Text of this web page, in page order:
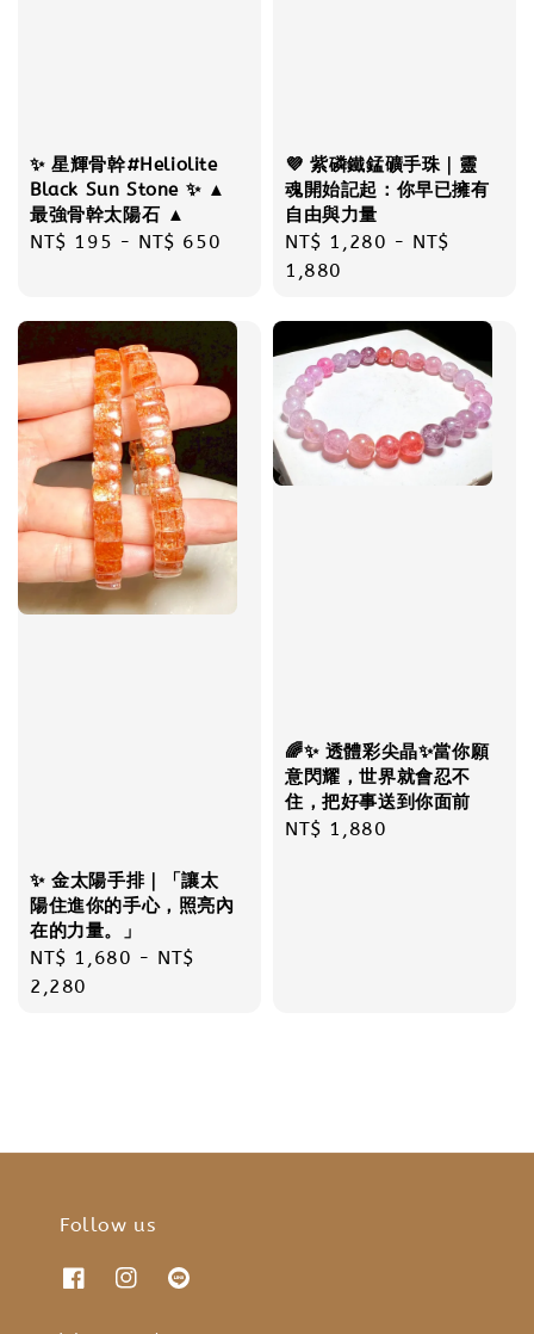
✨ 星輝骨幹#Heliolite
Black Sun Stone ✨ ▲
最強骨幹太陽石 ▲
Regular
NT$ 195 - NT$ 650
💜 紫磷鐵錳礦手珠｜靈
魂開始記起：你早已擁有
自由與力量
Regular
price
NT$ 1,280 - NT$
1,880
✨ 金太陽手排｜「讓太
陽住進你的手心，照亮內
在的力量。」
Regular
price
NT$ 1,680 - NT$
2,280
🌈✨ 透體彩尖晶✨當你願
意閃耀，世界就會忍不
住，把好事送到你面前
Regular
NT$ 1,880
Follow us